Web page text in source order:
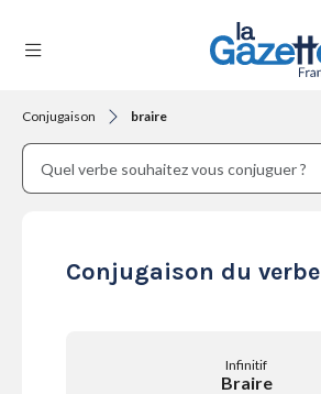
THÉMATIQUES
Conjugaison braire
Conjugaison du verbe
Infinitif
Braire